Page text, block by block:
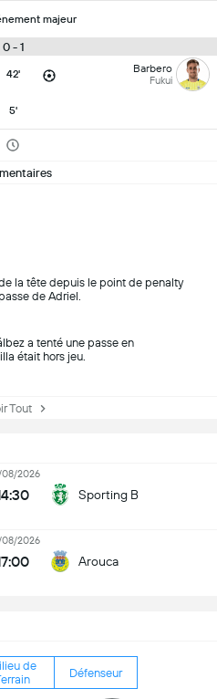
majeur
0 - 1
42' Barbero
Fukui
5'
la tête depuis le point de penalty
de Adriel.
a tenté une passe en
était hors jeu.
Tout
2026
Sporting B
2026
Arouca
de
Défenseur